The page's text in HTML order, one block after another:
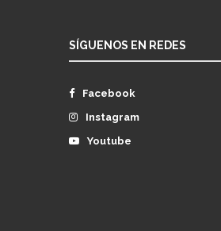
SÍGUENOS EN REDES
Facebook
Instagram
Youtube